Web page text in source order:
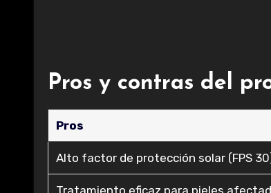
Pros y contras del
Pros
Alto factor de protección solar (FPS